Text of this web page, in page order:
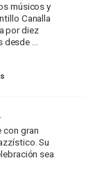
músicos y
Canalla
por diez
desde ...
con gran
Su
sea